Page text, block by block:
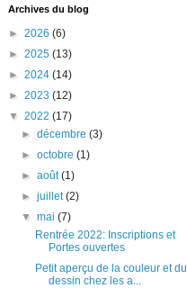
Archives du blog
► 2026 (6)
► 2025 (13)
► 2024 (14)
► 2023 (12)
▼ 2022 (17)
►décembre(3)
►octobre(1)
►août(1)
►juillet(2)
▼mai(7)
Rentrée 2022: Inscriptions et
Portes ouvertes
Petit aperçu de la couleur et du
dessin chez les a...